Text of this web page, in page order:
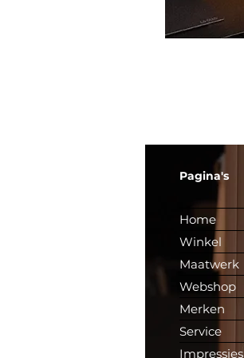
Pagina's
Home
Winkel
Maatwerk
Webshop
Merken
Service
Impressies